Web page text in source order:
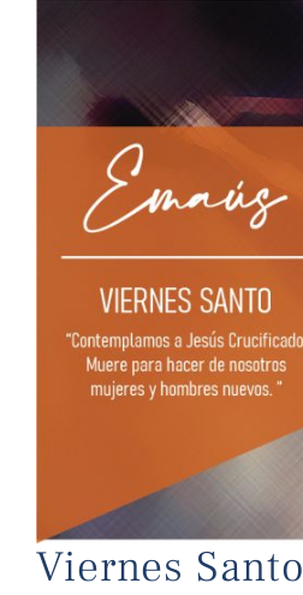
Viernes Santo